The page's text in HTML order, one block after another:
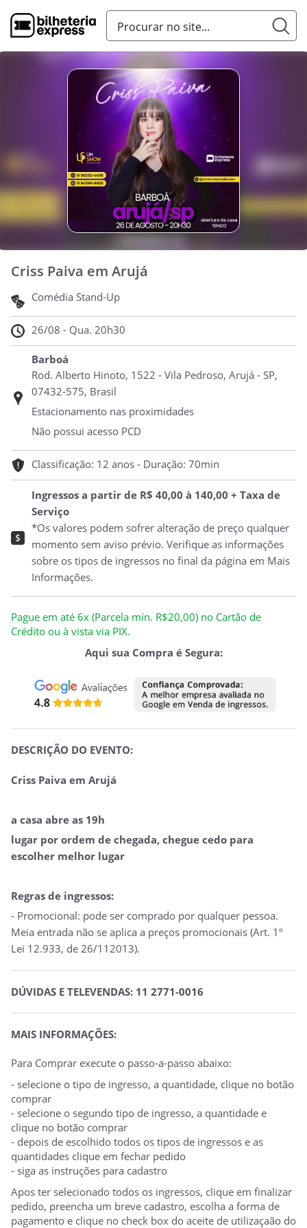
Criss Paiva em Arujá
Comédia Stand-Up
26/08 - Qua. 20h30
Barboá
Rod. Alberto Hinoto, 1522 - Vila Pedroso, Arujá - SP,
07432-575, Brasil
Estacionamento nas proximidades
Não possui acesso PCD
Classificação: 12 anos - Duração: 70min
Ingressos a partir de R$ 40,00 à 140,00 + Taxa de
Serviço
*Os valores podem sofrer alteração de preço qualquer
momento sem aviso prévio. Verifique as informações
sobre os tipos de ingressos no final da página em Mais
Informações.
Pague em até 6x (Parcela mín. R$20,00) no Cartão de
Crédito ou à vista via PIX.
Aqui sua Compra é Segura:
DESCRIÇÃO DO EVENTO:
Criss Paiva em Arujá
a casa abre as 19h
lugar por ordem de chegada, chegue cedo para
escolher melhor lugar
Regras de ingressos:
- Promocional: pode ser comprado por qualquer pessoa.
Meia entrada não se aplica a preços promocionais (Art. 1º
Lei 12.933, de 26/112013).
DÚVIDAS E TELEVENDAS: 11 2771-0016
MAIS INFORMAÇÕES:
Para Comprar execute o passo-a-passo abaixo:
- selecione o tipo de ingresso, a quantidade, clique no botão
comprar
- selecione o segundo tipo de ingresso, a quantidade e
clique no botão comprar
- depois de escolhido todos os tipos de ingressos e as
quantidades clique em fechar pedido
- siga as instruções para cadastro
Apos ter selecionado todos os ingressos, clique em finalizar
pedido, preencha um breve cadastro, escolha a forma de
pagamento e clique no check box do aceite de utilizaçaão do